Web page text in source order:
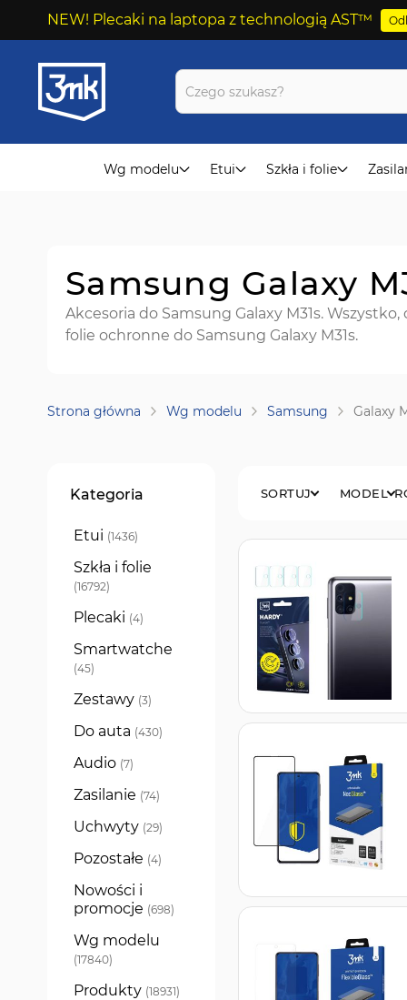
NEW! Plecaki na laptopa z technologią AST™
Przejdź
do
treści
Wg modelu Etui Szkła i folie
Samsung Galaxy
Akcesoria do Samsung Galaxy M31s.
folie ochronne do Samsung Galaxy M31s.
Strona główna Wg modelu Samsung Galaxy
MODEL
SORTUJ
Kategoria
Etui 1436
produkty
Szkła i folie
16792
produkty
Plecaki 4
produkty
Smartwatche
45
produkty
Zestawy 3
produkty
Do auta 430
produkty
Audio 7
produkty
Zasilanie 74
produkty
Uchwyty 29
produkty
Pozostałe 4
produkty
Nowości i
promocje 698
produkty
Wg modelu
17840
produkty
Produkty 18931
produkty